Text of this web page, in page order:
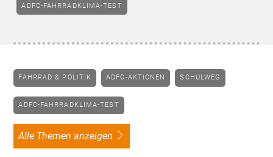
ADFC-FAHRRADKLIMA-TEST
FAHRRAD & POLITIK ADFC-AKTIONEN SCHULWEG
ADFC-FAHRRADKLIMA-TEST
alle Themen anzeigen